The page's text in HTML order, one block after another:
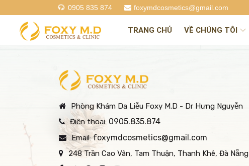
0905 835 874 foxymdcosmetics@gmail.com
TRANG CHỦ VỀ CHÚNG TÔI
Phòng Khám Da Liễu Foxy M.D - Dr Hưng Nguyễn
Điện thoại: 0905.835.874
Email:foxymdcosmetics@gmail.com
248 Trần Cao Vân, Tam Thuận, Thanh Khê, Đà Nẵng